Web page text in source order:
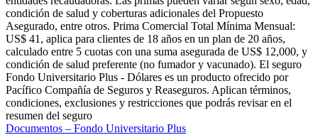
condición de salud y coberturas adicionales del Propuesto
Asegurado, entre otros. Prima Comercial Total Mínima Mensual:
US$ 41, aplica para clientes de 18 años en un plan de 20 años,
calculado entre 5 cuotas con una suma asegurada de US$ 12,000, y
condición de salud preferente (no fumador y vacunado). El seguro
Fondo Universitario Plus - Dólares es un producto ofrecido por
Pacífico Compañía de Seguros y Reaseguros. Aplican términos,
condiciones, exclusiones y restricciones que podrás revisar en el
resumen del seguro
Documentos – Fondo Universitario Plus